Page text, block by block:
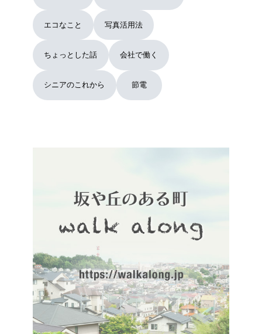
エコなこと 写真活用法
ちょっとした話 会社で働く
シニアのこれから 節電